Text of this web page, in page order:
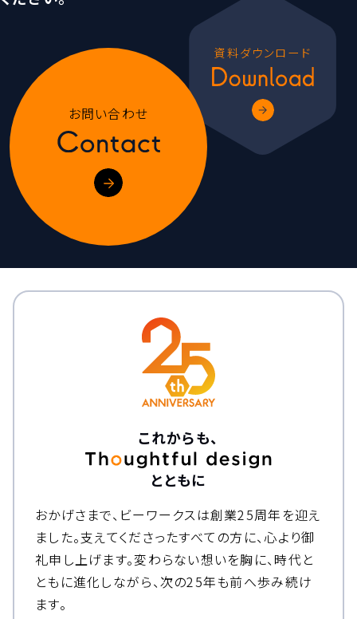
お問い合わせ
資料ダウンロード
これからも、
とともに
おかげさまで、ビーワークスは創業25周年を迎え
ました。支えてくださったすべての方に、心より御
礼申し上げます。変わらない想いを胸に、時代と
ともに進化しながら、次の25年も前へ歩み続け
ます。